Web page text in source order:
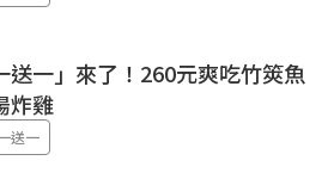
送一」來了！260元爽吃竹筴魚
炸雞
送一